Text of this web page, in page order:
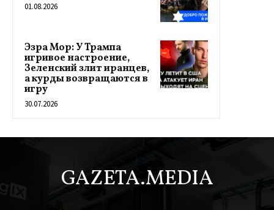
01.08.2026
Эзра Мор: У Трампа
игривое настроение,
Зеленский злит иранцев,
а курды возвращаются в
игру
30.07.2026
GAZETA.MEDIA